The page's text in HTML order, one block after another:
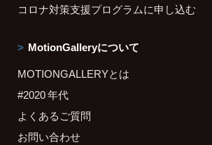
コロナ対策支援プログラムに申し込む
MotionGalleryについて
MOTIONGALLERYとは
#2020 年代
よくあるご質問
お問い合わせ